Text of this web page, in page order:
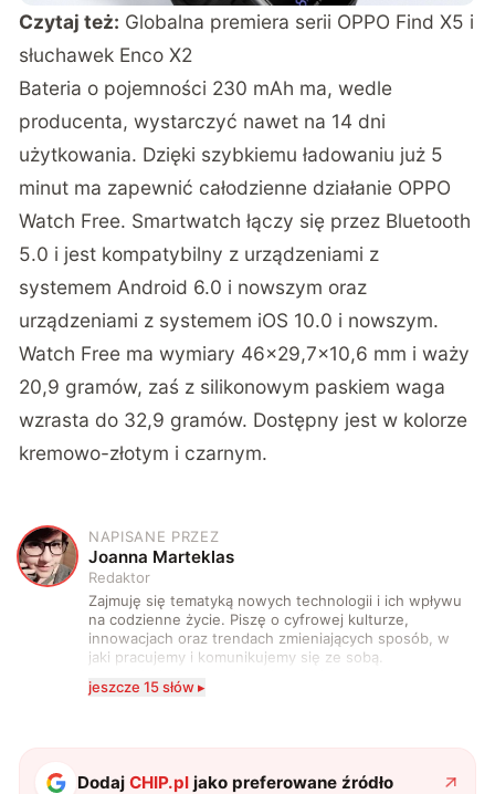
Czytaj też: Globalna premiera serii OPPO Find X5 i
słuchawek Enco X2
Bateria o pojemności 230 mAh ma, wedle
producenta, wystarczyć nawet na 14 dni
użytkowania. Dzięki szybkiemu ładowaniu już 5
minut ma zapewnić całodzienne działanie OPPO
Watch Free. Smartwatch łączy się przez Bluetooth
5.0 i jest kompatybilny z urządzeniami z
systemem Android 6.0 i nowszym oraz
urządzeniami z systemem iOS 10.0 i nowszym.
Watch Free ma wymiary 46×29,7×10,6 mm i waży
20,9 gramów, zaś z silikonowym paskiem waga
wzrasta do 32,9 gramów. Dostępny jest w kolorze
kremowo-złotym i czarnym.
J
NAPISANE PRZEZ
Joanna Marteklas
Redaktor
Zajmuję się tematyką nowych technologii i ich wpływu
na codzienne życie. Piszę o cyfrowej kulturze,
innowacjach oraz trendach zmieniających sposób, w
jaki pracujemy i komunikujemy się ze sobą.
technologii a współczesną popkulturą. W wolnych
jeszcze 15 słów ▸
DodajCHIP.pl jako preferowane źródło